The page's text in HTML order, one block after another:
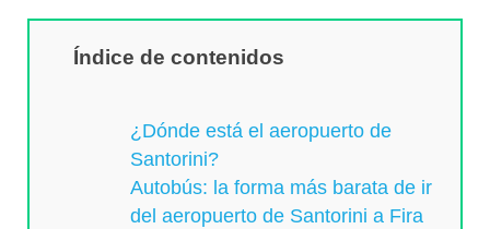
Índice de contenidos
¿Dónde está el aeropuerto de
Santorini?
Autobús: la forma más barata de ir
del aeropuerto de Santorini a Fira